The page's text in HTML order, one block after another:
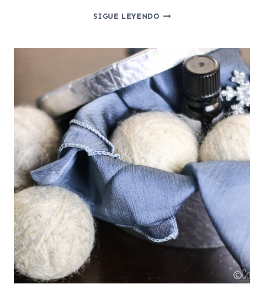
SIGUE LEYENDOCÓMO
CREMA
HIDRATANTE
CASERA
BÁSICA
(RECETA
FÁCIL)